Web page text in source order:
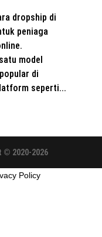
dropship di
peniaga
model
di
seperti...
© 2020-2026
Policy